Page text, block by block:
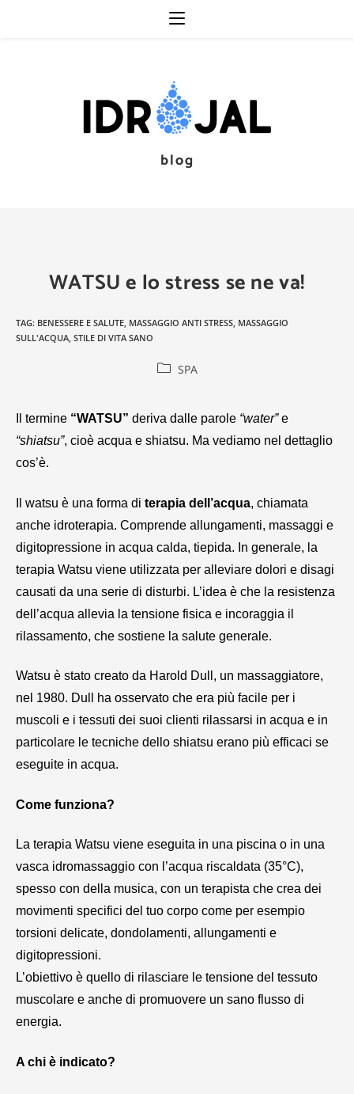
blog
WATSU e lo stress se ne va!
TAG: BENESSERE E SALUTE MASSAGGIO ANTI STRESS MASSAGGIO
SULL'ACQUA STILE DI VITA SANO
Categoria
SPA
Il termine “WATSU” deriva dalle parole “water”e
“shiatsu”, cioè acqua e shiatsu. Ma vediamo nel dettaglio
cos’è.
Il watsu è una forma di terapia dell’acqua, chiamata
anche idroterapia. Comprende allungamenti, massaggi e
digitopressione in acqua calda, tiepida. In generale, la
terapia Watsu viene utilizzata per alleviare dolori e disagi
causati da una serie di disturbi. L’idea è che la resistenza
dell’acqua allevia la tensione fisica e incoraggia il
rilassamento, che sostiene la salute generale.
Watsu è stato creato da Harold Dull, un massaggiatore,
nel 1980. Dull ha osservato che era più facile per i
muscoli e i tessuti dei suoi clienti rilassarsi in acqua e in
particolare le tecniche dello shiatsu erano più efficaci se
eseguite in acqua.
Come funziona?
La terapia Watsu viene eseguita in una piscina o in una
vasca idromassaggio con l’acqua riscaldata (35°C),
spesso con della musica, con un terapista che crea dei
movimenti specifici del tuo corpo come per esempio
torsioni delicate, dondolamenti, allungamenti e
digitopressioni.
L’obiettivo è quello di rilasciare le tensione del tessuto
muscolare e anche di promuovere un sano flusso di
energia.
A chi è indicato?